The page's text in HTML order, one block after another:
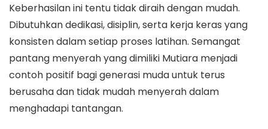
Keberhasilan ini tentu tidak diraih dengan mudah.
Dibutuhkan dedikasi, disiplin, serta kerja keras yang
konsisten dalam setiap proses latihan. Semangat
pantang menyerah yang dimiliki Mutiara menjadi
contoh positif bagi generasi muda untuk terus
berusaha dan tidak mudah menyerah dalam
menghadapi tantangan.